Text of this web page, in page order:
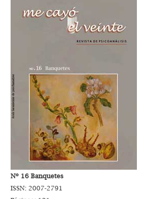
Nº 16 Banquetes
ISSN: 2007-2791